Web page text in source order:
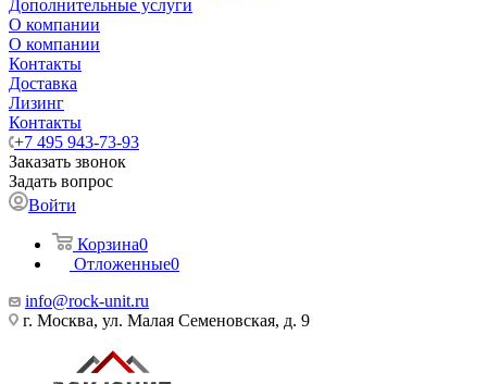
Дополнительные услуги
О компании
О компании
Контакты
Доставка
Лизинг
Контакты
+7 495 943-73-93
Заказать звонок
Задать вопрос
Войти
Корзина0
Отложенные0
info@rock-unit.ru
г. Москва, ул. Малая Семеновская, д. 9